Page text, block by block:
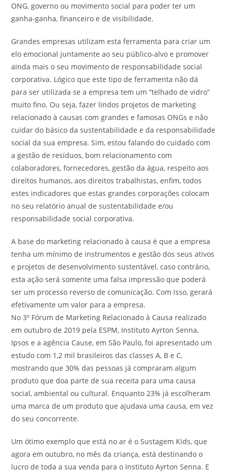
ONG, governo ou movimento social para poder ter um
ganha-ganha, financeiro e de visibilidade.
Grandes empresas utilizam esta ferramenta para criar um
elo emocional juntamente ao seu público-alvo e promover
ainda mais o seu movimento de responsabilidade social
corporativa. Lógico que este tipo de ferramenta não dá
para ser utilizada se a empresa tem um “telhado de vidro”
muito fino. Ou seja, fazer lindos projetos de marketing
relacionado à causas com grandes e famosas ONGs e não
cuidar do básico da sustentabilidade e da responsabilidade
social da sua empresa. Sim, estou falando do cuidado com
a gestão de resíduos, bom relacionamento com
colaboradores, fornecedores, gestão da água, respeito aos
direitos humanos, aos direitos trabalhistas, enfim, todos
estes indicadores que estas grandes corporações colocam
no seu relatório anual de sustentabilidade e/ou
responsabilidade social corporativa.
A base do marketing relacionado à causa é que a empresa
tenha um mínimo de instrumentos e gestão dos seus ativos
e projetos de desenvolvimento sustentável, caso contrário,
esta ação será somente uma falsa impressão que poderá
ser um processo reverso de comunicação. Com isso, gerará
efetivamente um valor para a empresa.
No 3º Fórum de Marketing Relacionado à Causa realizado
em outubro de 2019 pela ESPM, Instituto Ayrton Senna,
Ipsos e a agência Cause, em São Paulo, foi apresentado um
estudo com 1,2 mil brasileiros das classes A, B e C,
mostrando que 30% das pessoas já compraram algum
produto que doa parte de sua receita para uma causa
social, ambiental ou cultural. Enquanto 23% já escolheram
uma marca de um produto que ajudava uma causa, em vez
do seu concorrente.
Um ótimo exemplo que está no ar é o Sustagem Kids, que
agora em outubro, no mês da criança, está destinando o
lucro de toda a sua venda para o Instituto Ayrton Senna. E